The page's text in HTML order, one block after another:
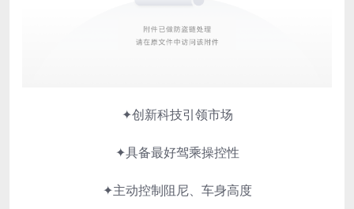
✦创新科技引领市场
✦具备最好驾乘操控性
✦主动控制阻尼、车身高度